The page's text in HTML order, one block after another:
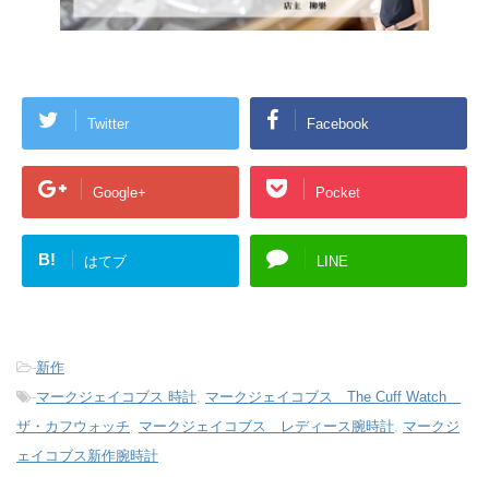
Twitter Facebook
Google+ Pocket
B! はてブ LINE
-新作
-マークジェイコブス 時計 マークジェイコブス The Cuff Watch
ザ・カフウォッチ
マークジェイコブス レディース腕時計 マークジ
ェイコブス新作腕時計